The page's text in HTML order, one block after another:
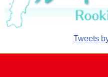
Tweets